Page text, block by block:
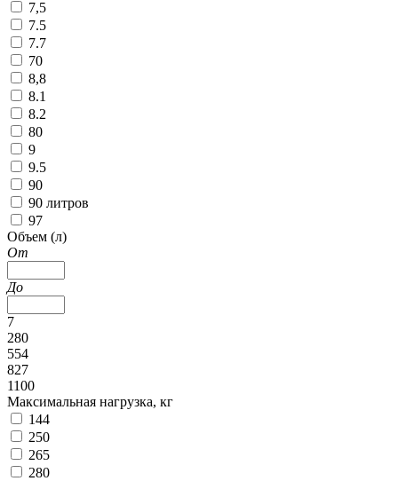
7,5
7.5
7.7
70
8,8
8.1
8.2
80
9
9.5
90
90 литров
97
Объем (л)
От
До
7
280
554
827
1100
Максимальная нагрузка, кг
144
250
265
280